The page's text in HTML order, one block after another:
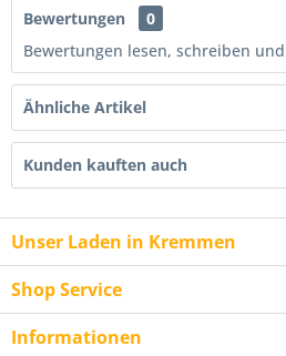
Bewertungen
0
Bewertungen lesen, schreiben
Ähnliche Artikel
Kunden kauften auch
Unser Laden in Kremmen
Shop Service
Informationen